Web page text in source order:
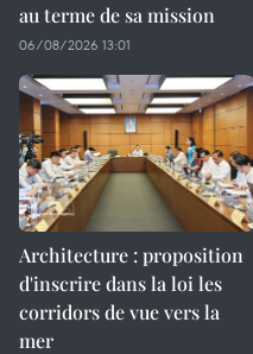
au terme de sa mission
06/08/2026 13:01
Architecture : proposition
d'inscrire dans la loi les
corridors de vue vers la
mer